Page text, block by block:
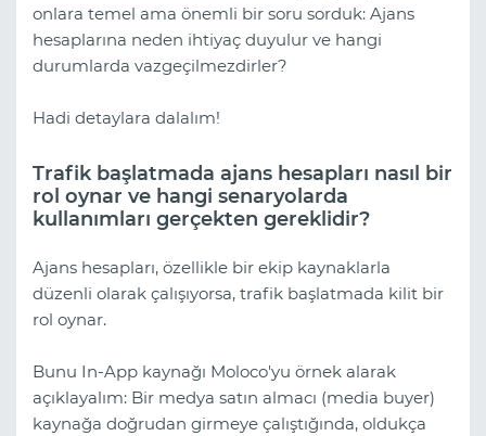
onlara temel ama önemli bir soru sorduk: Ajans
hesaplarına neden ihtiyaç duyulur ve hangi
durumlarda vazgeçilmezdirler?
Hadi detaylara dalalım!
Trafik başlatmada ajans hesapları nasıl bir
rol oynar ve hangi senaryolarda
kullanımları gerçekten gereklidir?
Ajans hesapları, özellikle bir ekip kaynaklarla
düzenli olarak çalışıyorsa, trafik başlatmada kilit bir
rol oynar.
Bunu In-App kaynağı Moloco'yu örnek alarak
açıklayalım: Bir medya satın almacı (media buyer)
kaynağa doğrudan girmeye çalıştığında, oldukça